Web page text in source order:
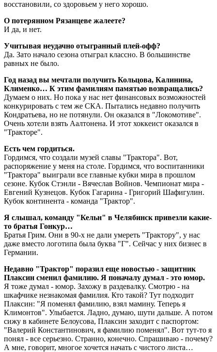
восстановили, со здоровьем у него хорошо.
О потерянном Рязанцеве жалеете?
И да, и нет.
Учитывая неудачно отыгранный плей-офф?
Да. Зато начало сезона отыграл классно. В большинстве
равных не было.
Год назад вы мечтали получить Кольцова, Калинина,
Клименко… К этим фамилиям памятью возвращались?
Думаем о них. Но пока у нас нет финансовых возможностей
конкурировать с тем же СКА. Пытались недавно получить
Кондратьева, но не потянули. Он оказался в "Локомотиве".
Очень хотели взять Аалтонена. И этот хоккеист оказался в
"Тракторе".
Есть чем гордиться.
Гордимся, что создали музей славы "Трактора". Вот,
распоряжение у меня на столе. Гордимся, что воспитанники
"Трактора" выиграли все главные кубки мира в прошлом
сезоне. Кубок Стэнли - Вячеслав Войнов. Чемпионат мира -
Евгений Кузнецов. Кубок Гагарина - Григорий Шафигулин.
Кубок континента - команда "Трактор".
Я слышал, команду "Кельн" в Челябинск привезли какие-
то братья Гонкур…
Братья Грим. Они в 90-х не дали умереть "Трактору", у нас
даже вместо логотипа была буква "Г". Сейчас у них бизнес в
Германии.
Недавно "Трактор" поразил еще новостью - защитник
Плаксин сменил фамилию. Я поначалу думал - это юмор.
Я тоже думал - юмор. Захожу в раздевалку. Смотрю - на
шкафчике незнакомая фамилия. Кто такой? Тут подходит
Плаксин: "Я поменял фамилию, взял мамину. Теперь я
Климонтов". Улыбается. Ладно, думаю, шути дальше. А потом
сижу в кабинете Белоусова, Плаксин заходит с паспортом:
"Валерий Константинович, я фамилию поменял". Вот тут-то я
понял - все серьезно. Странно, конечно. Спрашиваю - почему?
А мне, говорит, многое хочется начать с чистого листа…